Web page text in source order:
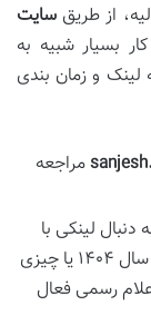
از طریق سایت
بسیار شبیه به
لینک و زمان بندی
مراجعه
لینکی با
عنوان مشاهده نتایج نهایی آزمون سراسری سال ۱۴۰۴ یا چیزی
رسمی فعال